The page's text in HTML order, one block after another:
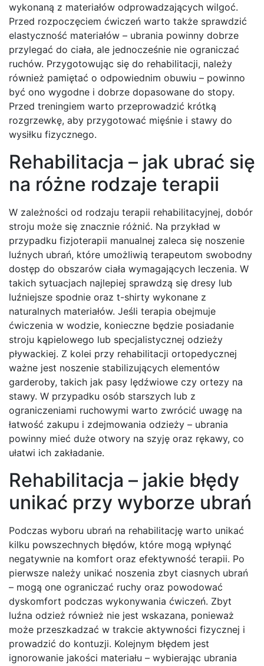
wykonaną z materiałów odprowadzających wilgoć.
Przed rozpoczęciem ćwiczeń warto także sprawdzić
elastyczność materiałów – ubrania powinny dobrze
przylegać do ciała, ale jednocześnie nie ograniczać
ruchów. Przygotowując się do rehabilitacji, należy
również pamiętać o odpowiednim obuwiu – powinno
być ono wygodne i dobrze dopasowane do stopy.
Przed treningiem warto przeprowadzić krótką
rozgrzewkę, aby przygotować mięśnie i stawy do
wysiłku fizycznego.
Rehabilitacja – jak ubrać się
na różne rodzaje terapii
W zależności od rodzaju terapii rehabilitacyjnej, dobór
stroju może się znacznie różnić. Na przykład w
przypadku fizjoterapii manualnej zaleca się noszenie
luźnych ubrań, które umożliwią terapeutom swobodny
dostęp do obszarów ciała wymagających leczenia. W
takich sytuacjach najlepiej sprawdzą się dresy lub
luźniejsze spodnie oraz t-shirty wykonane z
naturalnych materiałów. Jeśli terapia obejmuje
ćwiczenia w wodzie, konieczne będzie posiadanie
stroju kąpielowego lub specjalistycznej odzieży
pływackiej. Z kolei przy rehabilitacji ortopedycznej
ważne jest noszenie stabilizujących elementów
garderoby, takich jak pasy lędźwiowe czy ortezy na
stawy. W przypadku osób starszych lub z
ograniczeniami ruchowymi warto zwrócić uwagę na
łatwość zakupu i zdejmowania odzieży – ubrania
powinny mieć duże otwory na szyję oraz rękawy, co
ułatwi ich zakładanie.
Rehabilitacja – jakie błędy
unikać przy wyborze ubrań
Podczas wyboru ubrań na rehabilitację warto unikać
kilku powszechnych błędów, które mogą wpłynąć
negatywnie na komfort oraz efektywność terapii. Po
pierwsze należy unikać noszenia zbyt ciasnych ubrań
– mogą one ograniczać ruchy oraz powodować
dyskomfort podczas wykonywania ćwiczeń. Zbyt
luźna odzież również nie jest wskazana, ponieważ
może przeszkadzać w trakcie aktywności fizycznej i
prowadzić do kontuzji. Kolejnym błędem jest
ignorowanie jakości materiału – wybierając ubrania